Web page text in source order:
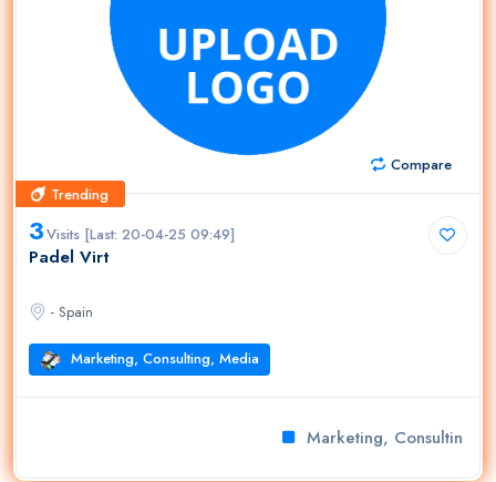
Compare
Trending
Trending
3Visits [Last: 20-04-25 09:49]
Padel Virt
- Spain
Marketing, Consulting, Media
Marketing, Consulting,